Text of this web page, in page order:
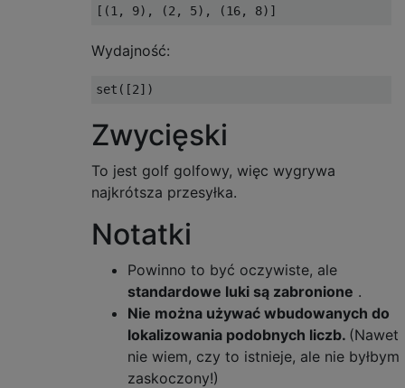
Wydajność:
Zwycięski
To jest golf golfowy, więc wygrywa
najkrótsza przesyłka.
Notatki
Powinno to być oczywiste, ale
standardowe luki są zabronione .
Nie można używać wbudowanych do
lokalizowania podobnych liczb. (Nawet
nie wiem, czy to istnieje, ale nie byłbym
zaskoczony!)